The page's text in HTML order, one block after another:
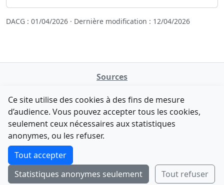
DACG : 01/04/2026 · Dernière modification : 12/04/2026
Sources
data.gouv.fr
Legifrance - API
Contact
F-Droid·App Store
Tchap
© 2026retiolus— NATINFo
Comment avez-vous découvert NATINFo ?
Une courte réponse suffit (500 caractères max).
Envoyer Ignorer
Ce site utilise des cookies à des fins de mesure
d’audience. Vous pouvez accepter tous les cookies,
seulement ceux nécessaires aux statistiques
anonymes, ou les refuser.
Tout accepter
Statistiques anonymes seulement
Tout refuser